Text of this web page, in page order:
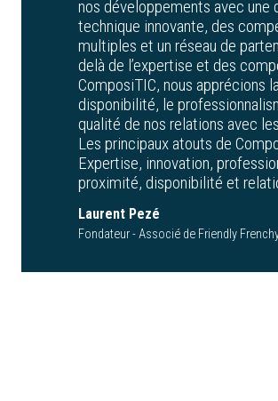
nos développements avec une
technique innovante, des
multiples et un réseau de
delà de l’expertise et des
ComposiTIC, nous apprécions la
disponibilité, le
qualité de nos relations avec
Les principaux atouts de
Expertise, innovation,
proximité, disponibilité et
Laurent Pezé
Fondateur - Associé de Friendly